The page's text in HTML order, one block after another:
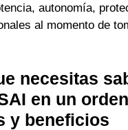
autonomía,
al momento de
necesitas
en un
y beneficios